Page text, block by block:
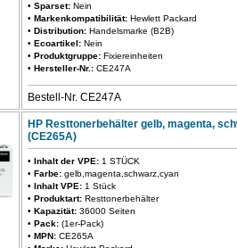
• Sparset: Nein
• Markenkompatibilität: Hewlett Packard
• Distribution: Handelsmarke (B2B)
• Ecoartikel: Nein
• Produktgruppe: Fixiereinheiten
• Hersteller-Nr.: CE247A
Bestell-Nr. CE247A
HP Resttonerbehälter gelb, magenta,
(CE265A)
• Inhalt der VPE: 1 STÜCK
• Farbe: gelb,magenta,schwarz,cyan
• Inhalt VPE: 1 Stück
• Produktart: Resttonerbehälter
• Kapazität: 36000 Seiten
• Pack: (1er-Pack)
• MPN: CE265A